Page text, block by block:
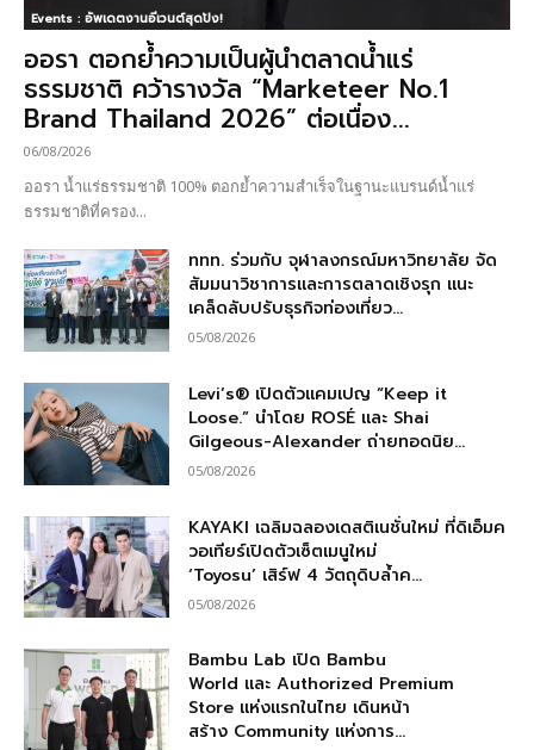
Events : อัพเดตงานอีเวนต์สุดปัง!
ออรา ตอกย้ำความเป็นผู้นำตลาดน้ำแร่
ธรรมชาติ คว้ารางวัล “Marketeer No.1
Brand Thailand 2026” ต่อเนื่อง...
06/08/2026
ออรา น้ำแร่ธรรมชาติ 100% ตอกย้ำความสำเร็จในฐานะแบรนด์น้ำแร่
ธรรมชาติที่ครอง...
ททท. ร่วมกับ จุฬาลงกรณ์มหาวิทยาลัย จัด
สัมมนาวิชาการและการตลาดเชิงรุก แนะ
เคล็ดลับปรับธุรกิจท่องเที่ยว...
05/08/2026
Levi’s® เปิดตัวแคมเปญ “Keep it
Loose.” นำโดย ROSÉ และ Shai
Gilgeous-Alexander ถ่ายทอดนิย...
05/08/2026
KAYAKI เฉลิมฉลองเดสติเนชั่นใหม่ ที่ดิเอ็มค
วอเทียร์เปิดตัวเซ็ตเมนูใหม่
‘Toyosu’ เสิร์ฟ 4 วัตถุดิบล้ำค...
05/08/2026
Bambu Lab เปิด Bambu
World และ Authorized Premium
Store แห่งแรกในไทย เดินหน้า
สร้าง Community แห่งการ...